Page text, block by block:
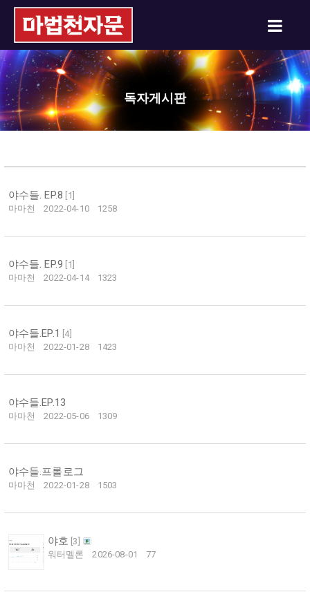
독자게시판
야수들. EP.8 1
마마천
2022-04-10 1258
야수들. EP.9 1
마마천
2022-04-14 1323
야수들.EP.1 4]
마마천
2022-01-28 1423
야수들.EP.13
마마천 2022-05-06 1309
야수들.프롤로그
마마천 2022-01-28 1503
야호 [3
워터멜론
2026-08-01 77